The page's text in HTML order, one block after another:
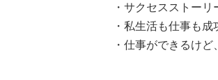
・サクセスストー
・私生活も仕事も
・仕事ができるけ